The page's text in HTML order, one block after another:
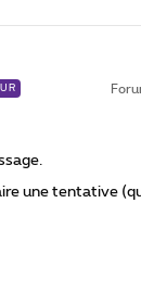
une tentative